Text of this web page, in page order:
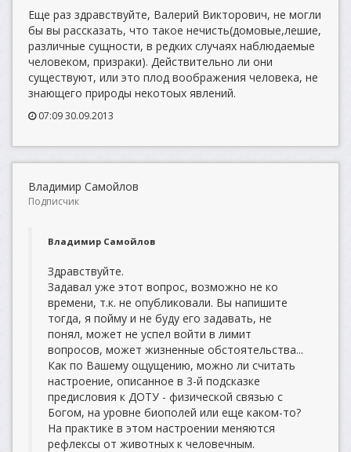
Еще раз здравствуйте, Валерий Викторович, не могли
бы вы рассказать, что такое нечисть(домовые,лешие,
различные сущности, в редких случаях наблюдаемые
человеком, призраки). Действительно ли они
существуют, или это плод воображения человека, не
знающего природы некотоых явлений.
07:09 30.09.2013
Владимир Самойлов
Подписчик
Владимир Самойлов
Здравствуйте.
Задавал уже этот вопрос, возможно не ко
времени, т.к. не опубликовали. Вы напишите
тогда, я пойму и не буду его задавать, не
понял, может не успел войти в лимит
вопросов, может жизненные обстоятельства...
Как по Вашему ощущению, можно ли считать
настроение, описанное в 3-й подсказке
предисловия к ДОТУ - физической связью с
Богом, на уровне биополей или еще каком-то?
На практике в этом настроении меняются
рефлексы от животных к человечным.